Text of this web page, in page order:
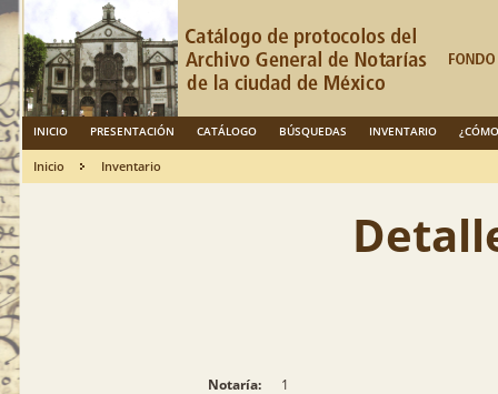
INICIO PRESENTACIÓN CATÁLOGO BÚSQUEDAS INVENTARIO
Inicio Inventario
Notaría:
1